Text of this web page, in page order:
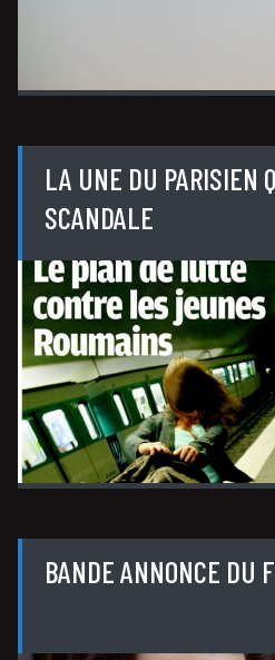
LA UNE DU PARISIEN
SCANDALE
BANDE ANNONCE DU